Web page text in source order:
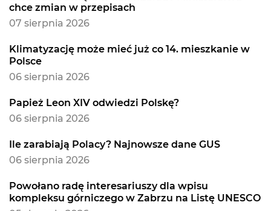
chce zmian w przepisach
07 sierpnia 2026
Klimatyzację może mieć już co 14. mieszkanie w
Polsce
06 sierpnia 2026
Papież Leon XIV odwiedzi Polskę?
06 sierpnia 2026
Ile zarabiają Polacy? Najnowsze dane GUS
06 sierpnia 2026
Powołano radę interesariuszy dla wpisu
kompleksu górniczego w Zabrzu na Listę UNESCO